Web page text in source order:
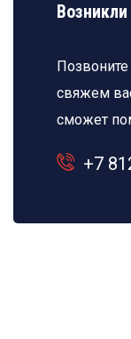
свяжем
сможет
+7